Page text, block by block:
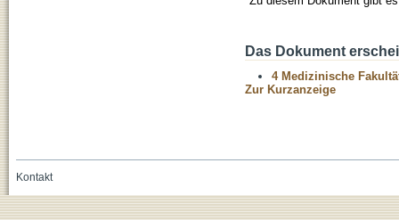
Das Dokument
4 Medizinische
Zur Kurzanzeige
Kontakt